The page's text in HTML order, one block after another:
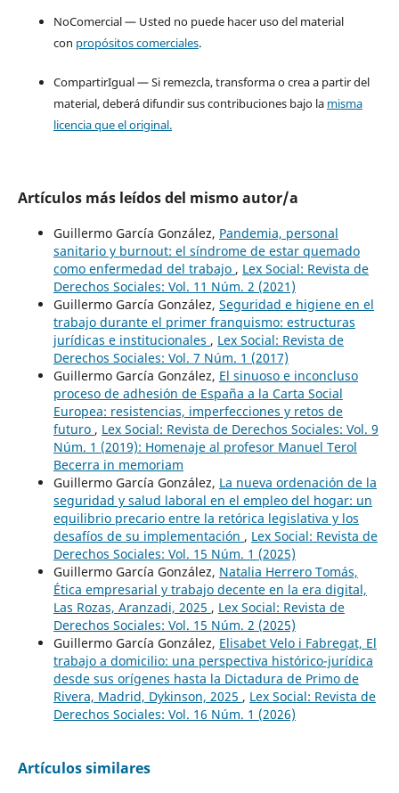
NoComercial — Usted no puede hacer uso del material
con propósitos comerciales.
CompartirIgual — Si remezcla, transforma o crea a partir del
material, deberá difundir sus contribuciones bajo la misma
licencia que el original.
Artículos más leídos del mismo autor/a
Guillermo García González, Pandemia, personal
sanitario y burnout: el síndrome de estar quemado
como enfermedad del trabajo , Lex Social: Revista de
Derechos Sociales: Vol. 11 Núm. 2 (2021)
Guillermo García González, Seguridad e higiene en el
trabajo durante el primer franquismo: estructuras
jurídicas e institucionales , Lex Social: Revista de
Derechos Sociales: Vol. 7 Núm. 1 (2017)
Guillermo García González, El sinuoso e inconcluso
proceso de adhesión de España a la Carta Social
Europea: resistencias, imperfecciones y retos de
futuro , Lex Social: Revista de Derechos Sociales: Vol. 9
Núm. 1 (2019): Homenaje al profesor Manuel Terol
Becerra in memoriam
Guillermo García González, La nueva ordenación de la
seguridad y salud laboral en el empleo del hogar: un
equilibrio precario entre la retórica legislativa y los
desafíos de su implementación , Lex Social: Revista de
Derechos Sociales: Vol. 15 Núm. 1 (2025)
Guillermo García González, Natalia Herrero Tomás,
Ética empresarial y trabajo decente en la era digital,
Las Rozas, Aranzadi, 2025 , Lex Social: Revista de
Derechos Sociales: Vol. 15 Núm. 2 (2025)
Guillermo García González, Elisabet Velo i Fabregat, El
trabajo a domicilio: una perspectiva histórico-jurídica
desde sus orígenes hasta la Dictadura de Primo de
Rivera, Madrid, Dykinson, 2025 , Lex Social: Revista de
Derechos Sociales: Vol. 16 Núm. 1 (2026)
Artículos similares